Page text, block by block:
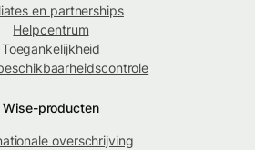
en partnerships
Helpcentrum
Toegankelijkheid
Wise-producten
overschrijving